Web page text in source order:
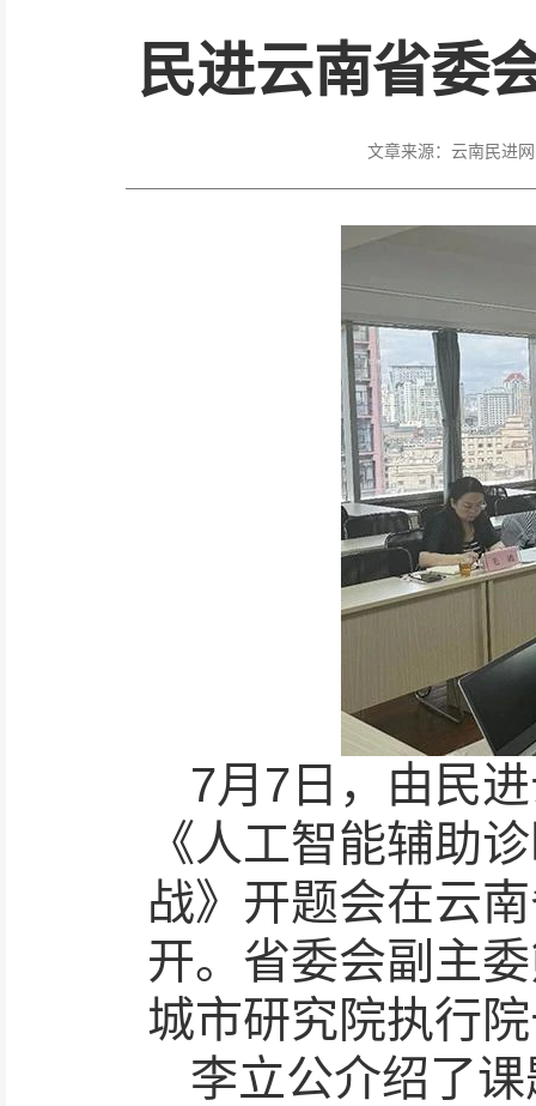
民进云南省委
文章来源： 云南民进网
7月7日，由民
《人工智能辅助
战》开题会在云
开。省委会副主
城市研究院执行
李立公介绍了